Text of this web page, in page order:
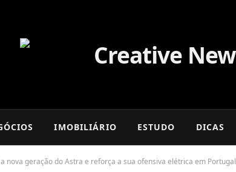
IMOBILIÁRIO ESTUDO DICAS
a nova geração do Astra e reforça a sua ofensiva elétrica em Portugal